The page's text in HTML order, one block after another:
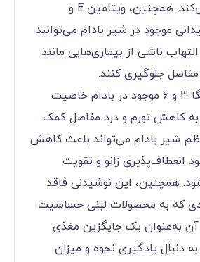
است، جلوگیری می‌کند. همچنین، ویتامین E و
موجود در شیر بادام می‌توانند
ناشی از بیماری‌هایی مانند
جلوگیری کنند.
اسیدهای چرب امگا ۳ و ۶ موجود در بادام خاصیت
به کاهش تورم و درد مفاصل کمک
شیر بادام می‌تواند باعث کاهش
انعطاف‌پذیری زانو و تقویت
همچنین، این نوشیدنی فاقد
که به محصولات لبنی حساسیت
آن به‌عنوان یک جایگزین مغذی
دنبال یادگیری نحوه و میزان